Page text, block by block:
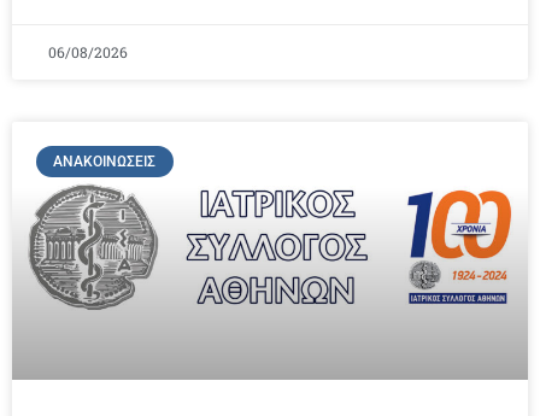
06/08/2026
ΑΝΑΚΟΙΝΏΣΕΙΣ